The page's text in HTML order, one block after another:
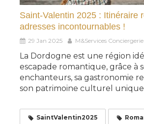
Saint-Valentin 2025 : Itinéraire
adresses incontournables !
29 Jan 2025 M&Services Conciergerie
La Dordogne est une région
escapade romantique, grâce à
enchanteurs, sa gastronomie
son patrimoine culturel
SaintValentin2025